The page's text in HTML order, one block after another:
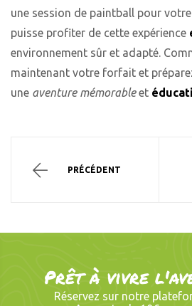
une session de paintball pour
puisse profiter de cette expérience
environnement sûr et adapté.
maintenant votre forfait et
une aventure mémorableet
PRÉCÉDENT
Prêt à vivre
Réservez sur notre